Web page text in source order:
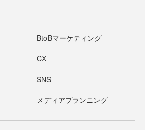
BtoBマーケティング
CX
SNS
メディアプランニング